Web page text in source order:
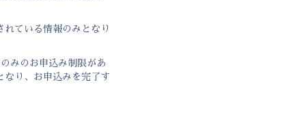
ている情報のみとなり
みのお申込み制限があ
なり、お申込みを完了す